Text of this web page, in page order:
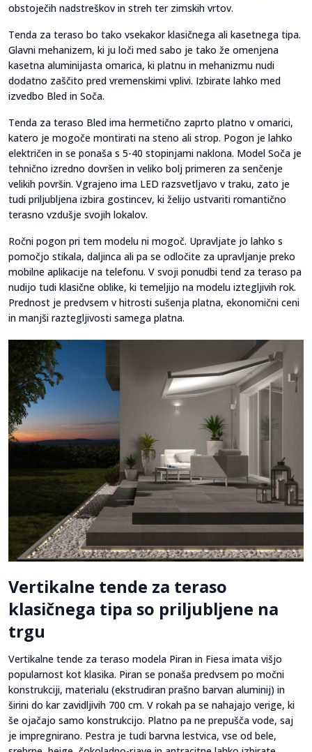
obstoječih nadstreškov in streh ter zimskih vrtov.
Tenda za teraso bo tako vsekakor klasičnega ali kasetnega tipa.
Glavni mehanizem, ki ju loči med sabo je tako že omenjena
kasetna aluminijasta omarica, ki platnu in mehanizmu nudi
dodatno zaščito pred vremenskimi vplivi. Izbirate lahko med
izvedbo Bled in Soča.
Tenda za teraso Bled ima hermetično zaprto platno v omarici,
katero je mogoče montirati na steno ali strop. Pogon je lahko
električen in se ponaša s 5-40 stopinjami naklona. Model Soča je
tehnično izredno dovršen in veliko bolj primeren za senčenje
velikih površin. Vgrajeno ima LED razsvetljavo v traku, zato je
tudi priljubljena izbira gostincev, ki želijo ustvariti romantično
terasno vzdušje svojih lokalov.
Ročni pogon pri tem modelu ni mogoč. Upravljate jo lahko s
pomočjo stikala, daljinca ali pa se odločite za upravljanje preko
mobilne aplikacije na telefonu. V svoji ponudbi tend za teraso pa
nudijo tudi klasične oblike, ki temeljijo na modelu iztegljivih rok.
Prednost je predvsem v hitrosti sušenja platna, ekonomični ceni
in manjši raztegljivosti samega platna.
Vertikalne tende za teraso
klasičnega tipa so priljubljene na
trgu
Vertikalne tende za teraso modela Piran in Fiesa imata višjo
popularnost kot klasika. Piran se ponaša predvsem po močni
konstrukciji, materialu (ekstrudiran prašno barvan aluminij) in
širini do kar zavidljivih 700 cm. V rokah pa se nahajajo verige, ki
še ojačajo samo konstrukcijo. Platno pa ne prepušča vode, saj
je impregnirano. Pestra je tudi barvna lestvica, vse od bele,